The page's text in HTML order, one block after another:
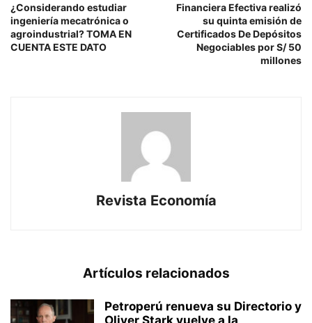
¿Considerando estudiar
ingeniería mecatrónica o
agroindustrial? TOMA EN
CUENTA ESTE DATO
Financiera Efectiva realizó
su quinta emisión de
Certificados De Depósitos
Negociables por S/ 50
millones
Revista Economía
Artículos relacionados
Petroperú renueva su Directorio y
Oliver Stark vuelve a la